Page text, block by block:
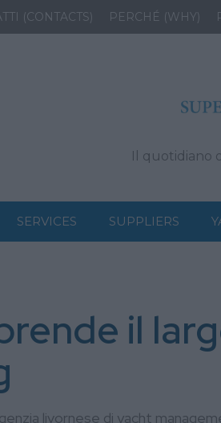
(CONTACTS) PERCHÉ (WHY)
Il quotidiano
SERVICES SUPPLIERS
il
livornese di yacht